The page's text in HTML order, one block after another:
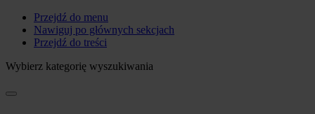
Przejdź do menu
Nawiguj po głównych sekcjach
Przejdź do treści
Wybierz kategorię wyszukiwania